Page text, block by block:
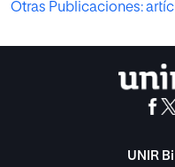
Otras Publicaciones:
UNIR